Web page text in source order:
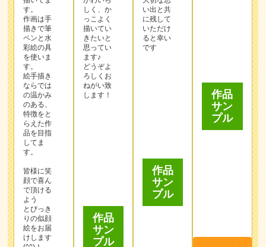
絵手描き
ならでは
の温かみ
のある、
特徴をと
らえた作
品を目指
してま
す。
皆様に笑
顔で喜ん
で頂ける
よう
とびっき
りの似顔
絵をお届
けします
(^^)！
ろしくお
ねがい致
します！